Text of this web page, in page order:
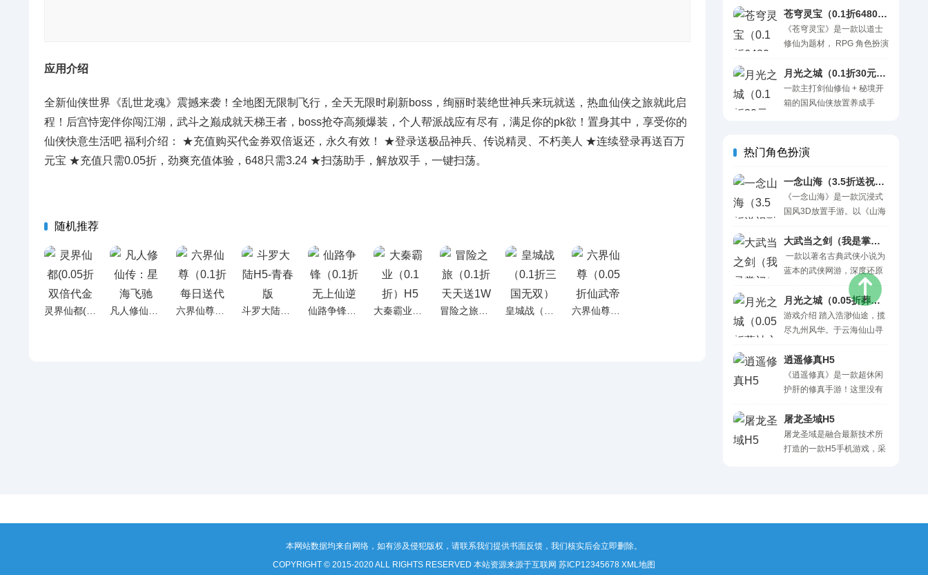
行，轻松集齐西游神将，快
意征战三界！ 一句话：上线
即享满级VIP，绮梦西游踏三
货币：元宝 上线福利 ..
全新玩法首发，平民也能冲
顶 ●经典武魂回归，情怀与
实战两不误 ●系统全面减
副本奖励升级，处处不白跑
体验！在游戏中你需要招募
自己忠实宠物共同历练，不
断迎接各种挑战，在降妖除
级，直至进阶仙帝之路，畅
享万人膜拜的超快感！此外
游戏倾心设置离线挂机，公
卡、法衣【江湖小侠】、羽
剑】！ ★上线直升VIP10..
苍穹灵宝（0.1折6480免费版）H5
《苍穹灵宝》是一款以道士
修仙为题材， RPG 角色扮演
秘复苏，再现恐怖民俗与诡
秘怪谈的诡谲冒险！开箱玩
法再优化，挖宝摇井，铃铛
世界中，趣味修仙驱魔捉
妖！ 一句话简介：0.1折英叔
6480代金券 游戏特色 1、
0.1折英叔抓鬼开箱免费版，
每天赠送6480代金券（可
送代金超级加倍..
月光之城（0.1折30元刷代金券）H5
一款主打剑仙修仙 + 秘境开
箱的国风仙侠放置养成手
风搭配华丽技能特效，构建
浩瀚仙途大世界。游戏核心
主打开箱爆爽玩法，秘境探
宝、仙匣抽取即可随机解锁
法，开箱高爆率，欧皇随手
出绝版红装，告别枯燥刷本
肝材料，指尖开箱快速飙升
战力。 一句话 0.1 折特权畅
享，开局赠送 6000 代金
券，充值无限折返 游戏福
利..
热门角色扮演
一念山海（3.5折送祝融VIP全免）H5
《一念山海》是一款沉浸式
国风3D放置手游。以《山海
充满东方奇幻色彩的世界。
在这里，你可以御剑飞行，
穿梭于云雾之间，修炼仙
法，净化世间妖邪，邂逅珍
奇异兽，锻造传说神兵，体
验从凡尘到仙尊的华丽转
变，山海异域，携手同游，
尽成仙。 一句话：VIP全免
签到送火神祝融 后缀说明：
闯关免费送VIP特权签到领火
福利】登录送一套SR级别
的..
大武当之剑（我是掌门）H5
一款以著名古典武侠小说为
蓝本的武侠网游，深度还原
小说剧情，精细地刻画 多种
门派特性和技法。游戏内高
级装备变态掉落，同时游戏
内含多种特色玩法， 随时随
典武侠小说放置挂机手游 福
利： 登陆即送vip5，1万元
宝、10万银两 VIP礼包免费
比例1:100。
月光之城（0.05折葬神之界）H5
游戏介绍 踏入浩渺仙途，揽
尽九州风华。于云海仙山寻
古遗韵，御剑划破九霄星
河，拂袖邂逅红尘仙缘。 天
地灵气流转，日月星辰为
仙骨，历凡尘劫数，证亘古
道心。此间有山海壮阔，有
仙魔博弈，更有独属于你的
逍遥修真H5
《逍遥修真》是一款超休闲
护肝的修真手游！这里没有
腥风。 没有凡尘俗世勾心斗
角，争名夺利。你需要抛弃
一切杂念，冥想打坐，修心
屠龙圣域H5
屠龙圣域是融合最新技术所
打造的一款H5手机游戏，采
个角色与你一起战斗。同时
应用介绍
全新仙侠世界《乱世龙魂》震撼来袭！全地图无限制飞行，全天无限时刷新boss，绚丽时装绝世神兵来玩就送，热血仙侠之旅就此启
程！后宫恃宠伴你闯江湖，武斗之巅成就天梯王者，boss抢夺高频爆装，个人帮派战应有尽有，满足你的pk欲！置身其中，享受你的
仙侠快意生活吧 福利介绍： ★充值购买代金券双倍返还，永久有效！ ★登录送极品神兵、传说精灵、不朽美人 ★连续登录再送百万
元宝 ★充值只需0.05折，劲爽充值体验，648只需3.24 ★扫荡助手，解放双手，一键扫荡。
随机推荐
灵界仙都(0.05折双倍代金买断版)H5 六界仙尊（0.1折每日送代金）H5 仙路争锋（0.1折无上仙逆买断版）H5
本网站数据均来自网络，如有涉及侵犯版权，请联系我们提供书面反馈，我们核实后会立即删除。
COPYRIGHT © 2015-2020 ALL RIGHTS RESERVED 本站资源来源于互联网 苏ICP12345678 XML地图